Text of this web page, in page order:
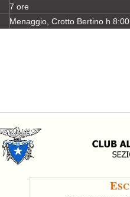
7 ore
Menaggio, Crotto Bertino h 8:00